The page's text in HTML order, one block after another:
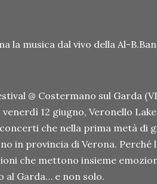
la musica dal vivo della Al-
@ Costermano sul Garda
12 giugno, Veronello
che nella prima metà di
in provincia di Verona. Perché
che mettono insieme
al Garda… e non solo.